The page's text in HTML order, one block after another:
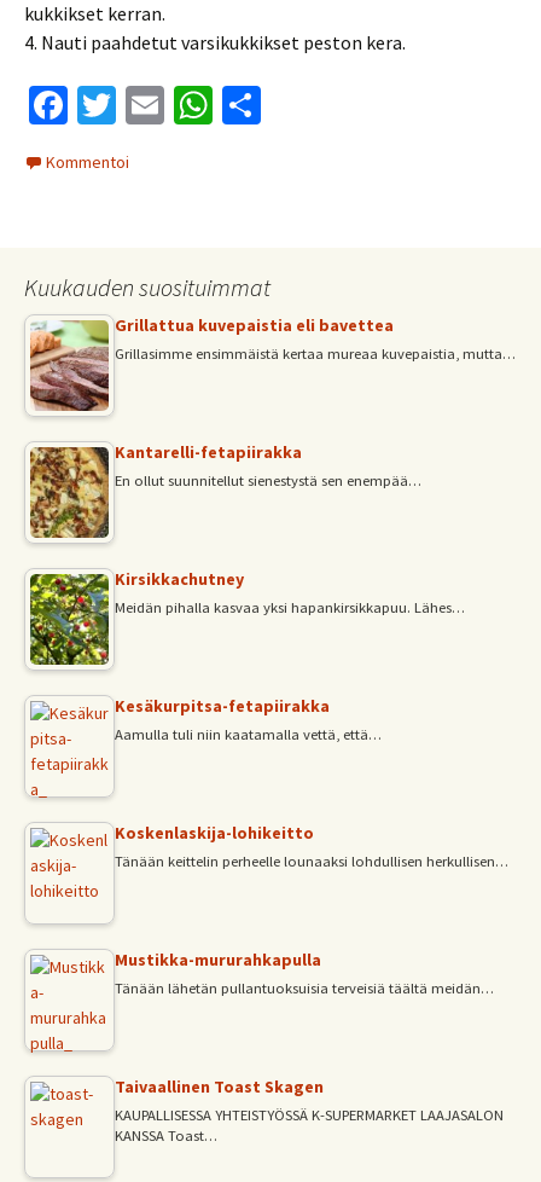
kukkikset kerran.
4. Nauti paahdetut varsikukkikset peston kera.
Fa
b
k
T
wi
tt
E
W
p
Kommentoi
Kuukauden suosituimmat
Grillattua kuvepaistia eli bavettea
Grillasimme ensimmäistä kertaa mureaa kuvepaistia, mutta…
Kantarelli-fetapiirakka
En ollut suunnitellut sienestystä sen enempää…
Kirsikkachutney
Meidän pihalla kasvaa yksi hapankirsikkapuu. Lähes…
Kesäkurpitsa-fetapiirakka
Aamulla tuli niin kaatamalla vettä, että…
Koskenlaskija-lohikeitto
Tänään keittelin perheelle lounaaksi lohdullisen herkullisen…
Mustikka-mururahkapulla
Tänään lähetän pullantuoksuisia terveisiä täältä meidän…
Taivaallinen Toast Skagen
KAUPALLISESSA YHTEISTYÖSSÄ K-SUPERMARKET LAAJASALON
KANSSA Toast…